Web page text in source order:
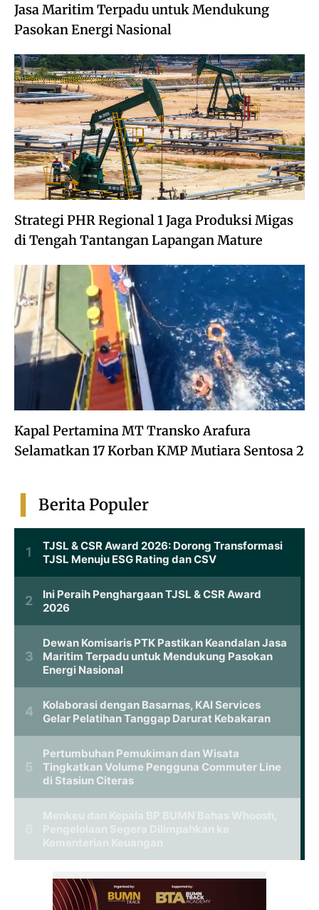
Jasa Maritim Terpadu untuk Mendukung
Pasokan Energi Nasional
Strategi PHR Regional 1 Jaga Produksi Migas
di Tengah Tantangan Lapangan Mature
Kapal Pertamina MT Transko Arafura
Selamatkan 17 Korban KMP Mutiara Sentosa 2
Berita Populer